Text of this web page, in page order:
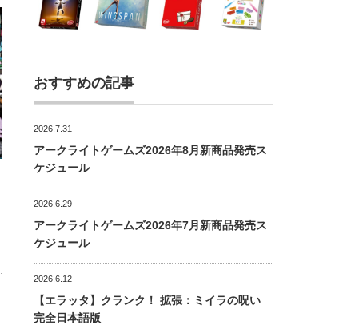
おすすめの記事
2026.7.31
アークライトゲームズ2026年8月新商品発売ス
ケジュール
2026.6.29
アークライトゲームズ2026年7月新商品発売ス
ケジュール
2026.6.12
【エラッタ】クランク！ 拡張：ミイラの呪い
完全日本語版